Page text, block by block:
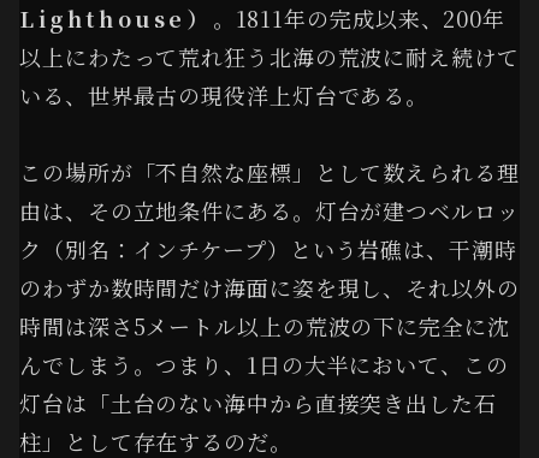
Lighthouse） 。1811年の完成以来、200年
以上にわたって荒れ狂う北海の荒波に耐え続けて
いる、世界最古の現役洋上灯台である。
この場所が「不自然な座標」として数えられる理
由は、その立地条件にある。灯台が建つベルロッ
ク（別名：インチケープ）という岩礁は、干潮時
のわずか数時間だけ海面に姿を現し、それ以外の
時間は深さ5メートル以上の荒波の下に完全に沈
んでしまう。つまり、1日の大半において、この
灯台は「土台のない海中から直接突き出した石
柱」として存在するのだ。